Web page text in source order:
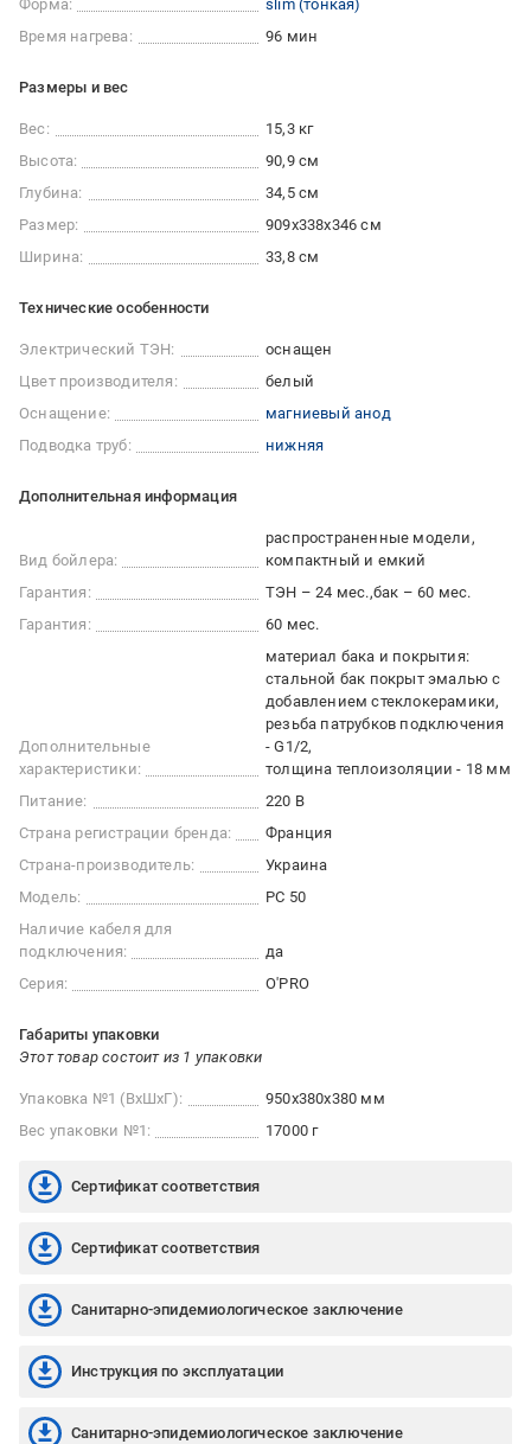
Форма:
slim (тонкая)
Время нагрева:
96 мин
Размеры и вес
Вес:
15,3 кг
Высота:
90,9 см
Глубина:
34,5 см
Размер:
909x338x346 см
Ширина:
33,8 см
Технические особенности
Электрический ТЭН:
оснащен
Цвет производителя:
белый
Оснащение:
магниевый анод
Подводка труб:
нижняя
Дополнительная информация
Вид бойлера:
распространенные модели
компактный и емкий
Гарантия:
ТЭН – 24 мес. бак – 60 мес.
Гарантия:
60 мес.
Дополнительные
характеристики:
материал бака и покрытия:
стальной бак покрыт эмалью с
добавлением стеклокерамики
резьба патрубков подключения
- G1/2
толщина теплоизоляции - 18 мм
Питание:
220 В
Страна регистрации бренда:
Франция
Страна-производитель:
Украина
Модель:
PC 50
Наличие кабеля для
подключения:
да
Серия:
O'PRO
Габариты упаковки
Этот товар состоит из 1 упаковки
Упаковка №1 (ВхШхГ):
950x380x380 мм
Вес упаковки №1:
17000 г
Сертификат соответствия
Сертификат соответствия
Санитарно-эпидемиологическое заключение
Инструкция по эксплуатации
Санитарно-эпидемиологическое заключение